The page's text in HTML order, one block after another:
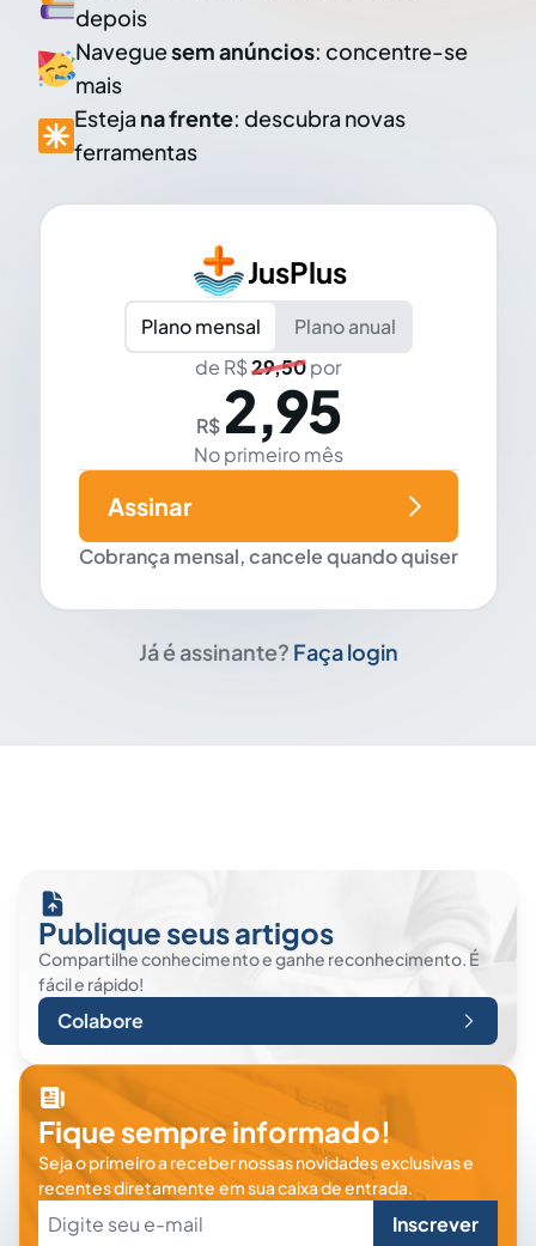
depois
Naveguesem anúncios: concentre-se
mais
Esteja na frente: descubra novas
ferramentas
JusPlus
Plano mensal
Plano anual
de R$29,50por
R$ 2,95
No primeiro mês
Cobrança mensal, cancele quando quiser
Assinar
Já é assinante? Faça login
Publique seus artigos
Compartilhe conhecimento e ganhe reconhecimento. É
fácil e rápido!
Colabore
Fique sempre informado!
Seja o primeiro a receber nossas novidades exclusivas e
recentes diretamente em sua caixa de entrada.
Inscrever